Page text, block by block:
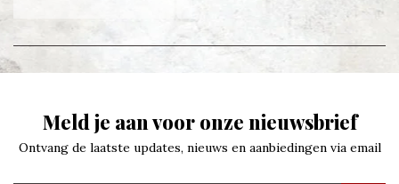
Meld je aan voor onze nieuwsbrief
Ontvang de laatste updates, nieuws en aanbiedingen via email